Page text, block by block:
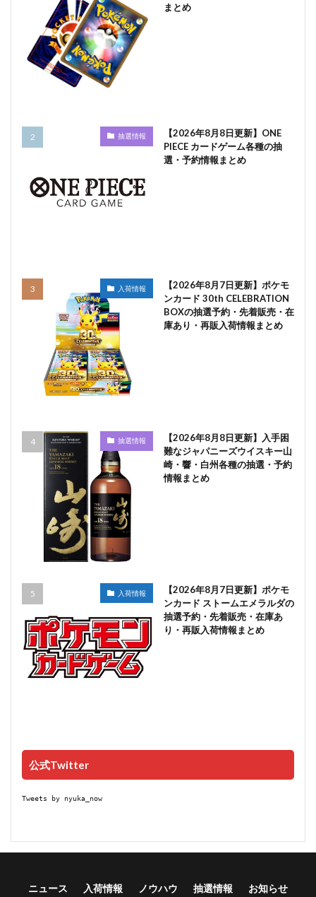
まとめ
抽選情報
【2026年8月8日更新】ONE
PIECE カードゲーム各種の抽
選・予約情報まとめ
入荷情報
【2026年8月7日更新】ポケモ
ンカード 30th CELEBRATION
BOXの抽選予約・先着販売・在
庫あり・再販入荷情報まとめ
抽選情報
【2026年8月8日更新】入手困
難なジャパニーズウイスキー山
崎・響・白州各種の抽選・予約
情報まとめ
入荷情報
【2026年8月7日更新】ポケモ
ンカード ストームエメラルダの
抽選予約・先着販売・在庫あ
り・再販入荷情報まとめ
公式Twitter
Tweets by nyuka_now
ニュース 入荷情報 ノウハウ 抽選情報 お知らせ